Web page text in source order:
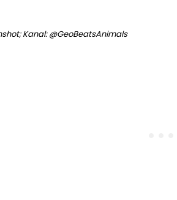
Kanal: @GeoBeatsAnimals